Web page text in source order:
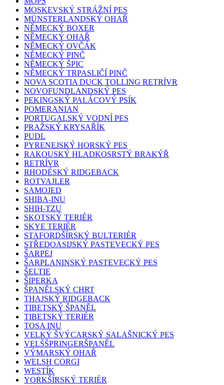
MOSKEVSKÝ STRÁŽNÍ PES
MÜNSTERLANDSKÝ OHAŘ
NĚMECKÝ BOXER
NĚMECKÝ OHAŘ
NĚMECKÝ OVČÁK
NĚMECKÝ PINČ
NĚMECKÝ ŠPIC
NĚMECKÝ TRPASLIČÍ PINČ
NOVA SCOTIA DUCK TOLLING RETRÍVR
NOVOFUNDLANDSKÝ PES
PEKINGSKÝ PALÁCOVÝ PSÍK
POMERANIAN
PORTUGALSKÝ VODNÍ PES
PRAŽSKÝ KRYSAŘÍK
PUDL
PYRENEJSKÝ HORSKÝ PES
RAKOUSKÝ HLADKOSRSTÝ BRAKÝŘ
RETRÍVR
RHODÉSKÝ RIDGEBACK
ROTVAJLER
SAMOJED
SHIBA-INU
SHIH-TZU
SKOTSKÝ TERIÉR
SKYE TERIÉR
STAFORDŠÍRSKÝ BULTERIÉR
STŘEDOASIJSKÝ PASTEVECKÝ PES
ŠARPEJ
ŠARPLANINSKÝ PASTEVECKÝ PES
ŠELTIE
ŠIPERKA
ŠPANĚLSKÝ CHRT
THAJSKÝ RIDGEBACK
TIBETSKÝ ŠPANĚL
TIBETSKÝ TERIÉR
TOSA INU
VELKÝ ŠVÝCARSKÝ SALAŠNICKÝ PES
VELŠŠPRINGERŠPANĚL
VÝMARSKÝ OHAŘ
WELSH CORGI
WESTÍK
YORKŠÍRSKÝ TERIÉR